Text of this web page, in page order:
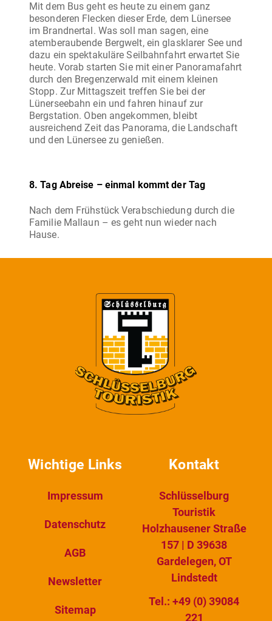
Mit dem Bus geht es heute zu einem ganz
besonderen Flecken dieser Erde, dem Lünersee
im Brandnertal. Was soll man sagen, eine
atemberaubende Bergwelt, ein glasklarer See und
dazu ein spektakuläre Seilbahnfahrt erwartet Sie
heute. Vorab starten Sie mit einer Panoramafahrt
durch den Bregenzerwald mit einem kleinen
Stopp. Zur Mittagszeit treffen Sie bei der
Lünerseebahn ein und fahren hinauf zur
Bergstation. Oben angekommen, bleibt
ausreichend Zeit das Panorama, die Landschaft
und den Lünersee zu genießen.
8. Tag Abreise – einmal kommt der Tag
Nach dem Frühstück Verabschiedung durch die
Familie Mallaun – es geht nun wieder nach
Wichtige Links
Impressum
Datenschutz
AGB
Newsletter
Sitemap
Kontakt
Schlüsselburg
Touristik
Holzhausener Straße
157 | D 39638
Gardelegen, OT
Lindstedt
Tel.: +49 (0) 39084
221